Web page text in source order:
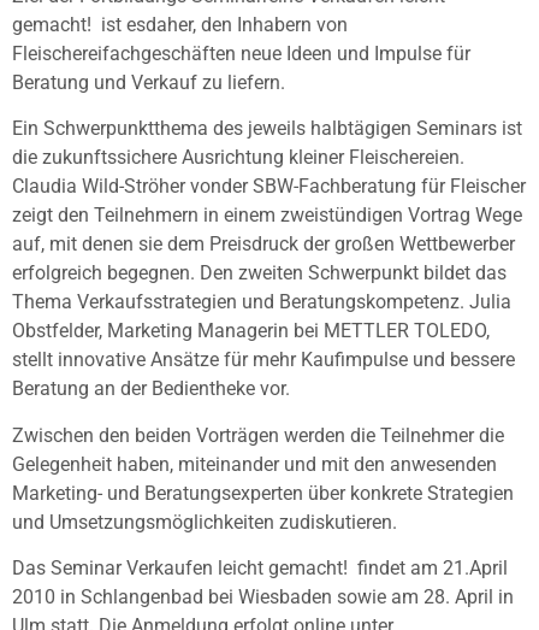
gemacht! ist esdaher, den Inhabern von
Fleischereifachgeschäften neue Ideen und Impulse für
Beratung und Verkauf zu liefern.
Ein Schwerpunktthema des jeweils halbtägigen Seminars ist
die zukunftssichere Ausrichtung kleiner Fleischereien.
Claudia Wild-Ströher vonder SBW-Fachberatung für Fleischer
zeigt den Teilnehmern in einem zweistündigen Vortrag Wege
auf, mit denen sie dem Preisdruck der großen Wettbewerber
erfolgreich begegnen. Den zweiten Schwerpunkt bildet das
Thema Verkaufsstrategien und Beratungskompetenz. Julia
Obstfelder, Marketing Managerin bei METTLER TOLEDO,
stellt innovative Ansätze für mehr Kaufimpulse und bessere
Beratung an der Bedientheke vor.
Zwischen den beiden Vorträgen werden die Teilnehmer die
Gelegenheit haben, miteinander und mit den anwesenden
Marketing- und Beratungsexperten über konkrete Strategien
und Umsetzungsmöglichkeiten zudiskutieren.
Das Seminar Verkaufen leicht gemacht! findet am 21.April
2010 in Schlangenbad bei Wiesbaden sowie am 28. April in